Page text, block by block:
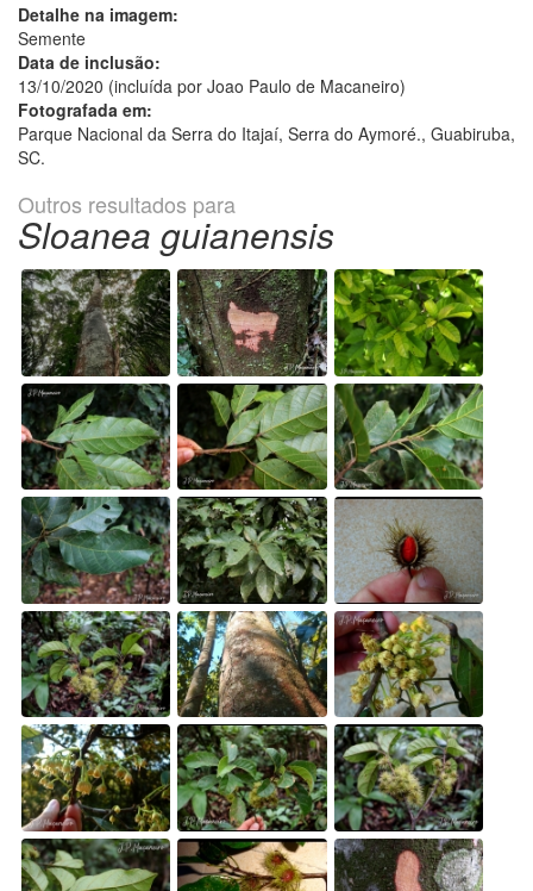
Detalhe na imagem:
Semente
Data de inclusão:
13/10/2020 (incluída por Joao Paulo de Macaneiro)
Fotografada em:
Parque Nacional da Serra do Itajaí, Serra do Aymoré., Guabiruba,
SC.
Outros resultados para
Sloanea guianensis